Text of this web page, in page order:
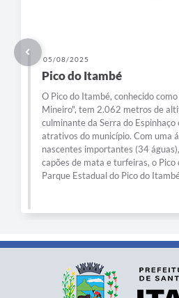
05/08/2025
Pico do Itambé
O Pico do Itambé, conhecido
Mineiro", tem 2.062 metros de
culminante da Serra do Espinhaço
atrativos do município. Com uma
nascentes importantes (34
capões de mata e turfeiras, o
Parque Estadual do Pico do